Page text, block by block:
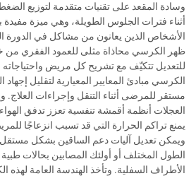
وسادة المقعد على تقنيات متقدمة لتوزيع
أثناء فترات الجلوس الطويلة، وهي ميزة
الأشخاص الذين يعانون من مشاكل في الدورة
ظهر الكرسي محاذاة مثلى للعمود الفقري من
للتعديل تتكيّف مع تشريح كل مريض واحتياجاته
الكرسي مبادئ المعايير المعيارية لتقليل إجهاد
مستقر للمرضى أثناء التنقل وإجراءات
العجلات أنظمة أقمشة تنفسية تعزز تدفق
يمنع تراكم الحرارة التي قد تسبب انزعاجًا
ويمكن تعديل آليات دعم الساقين بشكل
الطول المختلف أو أولئك المصابين بحالات
الأطراف السفلية. وتأخذ الهندسة العامة لهذه